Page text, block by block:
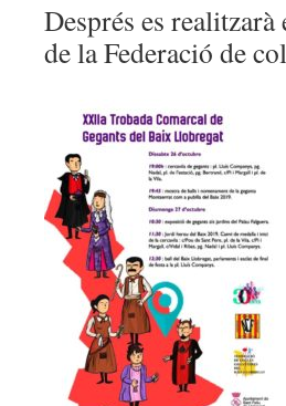
Després es
de la Federació de